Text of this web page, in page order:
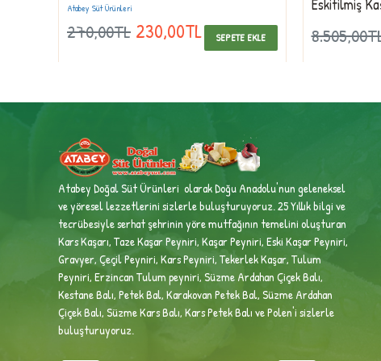
Atabey Süt Ürünleri
270,00TL 230,00TL SEPETE EKLE
Eskitilmiş
Atabey Doğal Süt Ürünleri olarak Doğu Anadolu'nun geleneksel
ve yöresel lezzetlerini sizlerle buluşturuyoruz. 25 Yıllık bilgi ve
tecrübesiyleserhat şehrinin yöre mutfağının temelini oluşturan
Kars Kaşarı, Taze Kaşar Peyniri, Kaşar Peyniri, Eski Kaşar Peyniri,
Gravyer, Çeçil Peyniri, Kars Peyniri, Tekerlek Kaşar, Tulum
Peyniri, Erzincan Tulum peyniri,Süzme Ardahan Çiçek Balı,
Kestane Balı, Petek Bal, Karakovan Petek Bal, Süzme Ardahan
Çiçek Balı, Süzme Kars Balı, Kars Petek Balı ve Polen'i sizlerle
buluşturuyoruz.